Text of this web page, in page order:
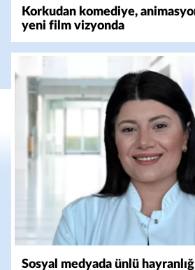
Korkudan komediye,
yeni film vizyonda
Sosyal medyada ünlü